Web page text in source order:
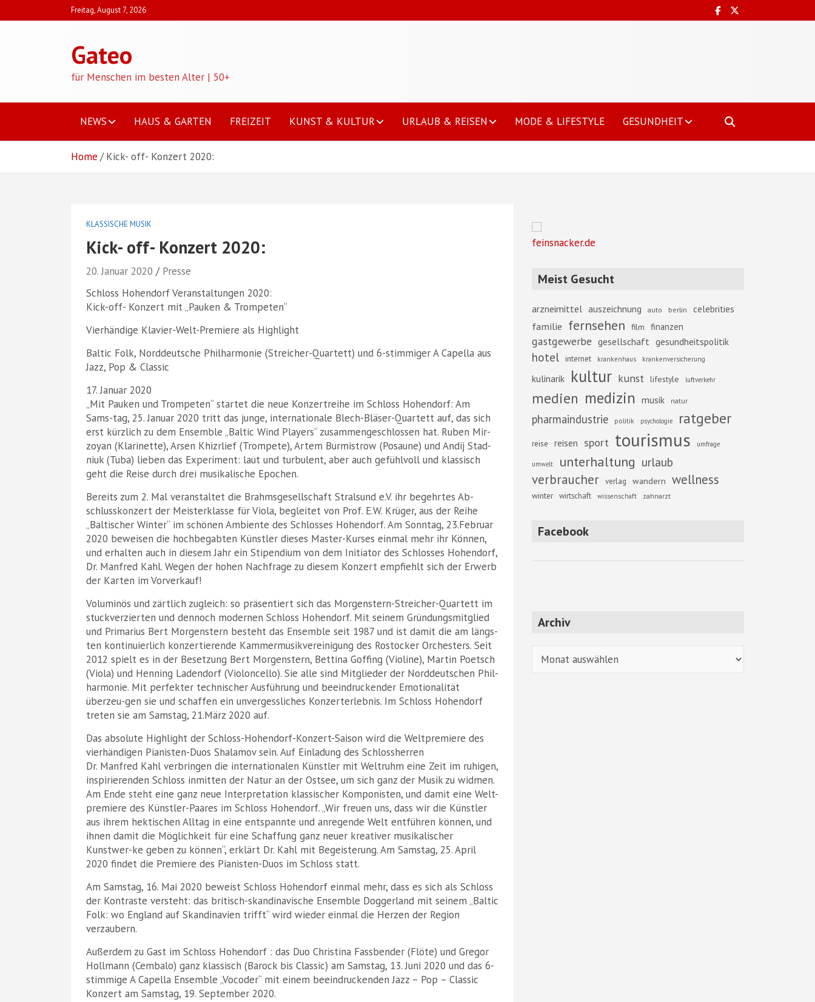
to
Freitag, August 7, 2026
Gateo
für Menschen im besten Alter | 50+
NEWS HAUS & GARTEN FREIZEIT KUNST & KULTUR URLAUB & REISEN MODE & LIFESTYLE GESUNDHEIT
Home Kick- off- Konzert 2020:
KLASSISCHE MUSIK
Kick- off- Konzert 2020:
20. Januar 2020
Presse
Schloss Hohendorf Veranstaltungen 2020:
Kick-off- Konzert mit „Pauken & Trompeten“
Vierhändige Klavier-Welt-Premiere als Highlight
Baltic Folk, Norddeutsche Philharmonie (Streicher-Quartett) und 6-stimmiger A Capella aus
Jazz, Pop & Classic
17. Januar 2020
„Mit Pauken und Trompeten“ startet die neue Konzertreihe im Schloss Hohendorf: Am
Sams-tag, 25. Januar 2020 tritt das junge, internationale Blech-Bläser-Quartett auf, das sich
erst kürzlich zu dem Ensemble „Baltic Wind Players“ zusammengeschlossen hat. Ruben Mir-
zoyan (Klarinette), Arsen Khizrlief (Trompete), Artem Burmistrow (Posaune) und Andij Stad-
niuk (Tuba) lieben das Experiment: laut und turbulent, aber auch gefühlvoll und klassisch
geht die Reise durch drei musikalische Epochen.
Bereits zum 2. Mal veranstaltet die Brahmsgesellschaft Stralsund e.V. ihr begehrtes Ab-
schlusskonzert der Meisterklasse für Viola, begleitet von Prof. E.W. Krüger, aus der Reihe
„Baltischer Winter“ im schönen Ambiente des Schlosses Hohendorf. Am Sonntag, 23.Februar
2020 beweisen die hochbegabten Künstler dieses Master-Kurses einmal mehr ihr Können,
und erhalten auch in diesem Jahr ein Stipendium von dem Initiator des Schlosses Hohendorf,
Dr. Manfred Kahl. Wegen der hohen Nachfrage zu diesem Konzert empfiehlt sich der Erwerb
der Karten im Vorverkauf!
Voluminös und zärtlich zugleich: so präsentiert sich das Morgenstern-Streicher-Quartett im
stuckverzierten und dennoch modernen Schloss Hohendorf. Mit seinem Gründungsmitglied
und Primarius Bert Morgenstern besteht das Ensemble seit 1987 und ist damit die am längs-
ten kontinuierlich konzertierende Kammermusikvereinigung des Rostocker Orchesters. Seit
2012 spielt es in der Besetzung Bert Morgenstern, Bettina Goffing (Violine), Martin Poetsch
(Viola) und Henning Ladendorf (Violoncello). Sie alle sind Mitglieder der Norddeutschen Phil-
harmonie. Mit perfekter technischer Ausführung und beeindruckender Emotionalität
überzeu-gen sie und schaffen ein unvergessliches Konzerterlebnis. Im Schloss Hohendorf
treten sie am Samstag, 21.März 2020 auf.
Das absolute Highlight der Schloss-Hohendorf-Konzert-Saison wird die Weltpremiere des
vierhändigen Pianisten-Duos Shalamov sein. Auf Einladung des Schlossherren
Dr. Manfred Kahl verbringen die internationalen Künstler mit Weltruhm eine Zeit im ruhigen,
inspirierenden Schloss inmitten der Natur an der Ostsee, um sich ganz der Musik zu widmen.
Am Ende steht eine ganz neue Interpretation klassischer Komponisten, und damit eine Welt-
premiere des Künstler-Paares im Schloss Hohendorf. „Wir freuen uns, dass wir die Künstler
aus ihrem hektischen Alltag in eine entspannte und anregende Welt entführen können, und
ihnen damit die Möglichkeit für eine Schaffung ganz neuer kreativer musikalischer
Kunstwer-ke geben zu können“, erklärt Dr. Kahl mit Begeisterung. Am Samstag, 25. April
2020 findet die Premiere des Pianisten-Duos im Schloss statt.
Am Samstag, 16. Mai 2020 beweist Schloss Hohendorf einmal mehr, dass es sich als Schloss
der Kontraste versteht: das britisch-skandinavische Ensemble Doggerland mit seinem „Baltic
Folk: wo England auf Skandinavien trifft“ wird wieder einmal die Herzen der Region
verzaubern.
Außerdem zu Gast im Schloss Hohendorf : das Duo Christina Fassbender (Flöte) und Gregor
Hollmann (Cembalo) ganz klassisch (Barock bis Classic) am Samstag, 13. Juni 2020 und das 6-
stimmige A Capella Ensemble „Vocoder“ mit einem beeindruckenden Jazz – Pop – Classic
Konzert am Samstag, 19. September 2020.
feinsnacker.de
Meist Gesucht
arzneimittel auszeichnung auto berlin celebrities
familie fernsehen film finanzen
gastgewerbe gesellschaft gesundheitspolitik
hotel internet krankenhaus krankenversicherung
kulinarik kultur kunst lifestyle luftverkehr
medien medizin musik natur
pharmaindustrie politik psychologie ratgeber
reise reisen sport tourismus umfrage
umwelt unterhaltung urlaub
verbraucher verlag wandern wellness
winter wirtschaft wissenschaft zahnarzt
Facebook
Archiv